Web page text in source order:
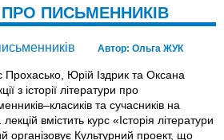
ПИСЬМЕННИКІВ
Автор: Ольга ЖУК
Юрій Іздрик та Оксана
з історії літератури про
та сучасників на
лекцій вмістить курс «Історія літератури
організовує Культурний проект, що